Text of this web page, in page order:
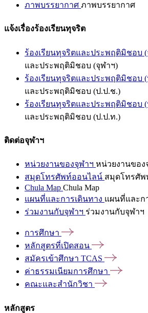
ภาพบรรยากาศ ภาพบรรยากาศ
แจ้งเรื่องร้องเรียนทุจริต
ร้องเรียนทุจริตและประพฤติมิชอบ
และประพฤติมิชอบ (จุฬาฯ)
ร้องเรียนทุจริตและประพฤติมิชอบ
และประพฤติมิชอบ (ป.ป.ช.)
ร้องเรียนทุจริตและประพฤติมิชอบ
และประพฤติมิชอบ (ป.ป.ท.)
ติดต่อจุฬาฯ
หน่วยงานของจุฬาฯ หน่วยงานของ
สมุดโทรศัพท์ออนไลน์ สมุดโทรศั
Chula Map Chula Map
แผนที่และการเดินทาง แผนที่และก
ร่วมงานกับจุฬาฯ ร่วมงานกับจุฬาฯ
การศึกษา
หลักสูตรที่เปิดสอน
สมัครเข้าศึกษา TCAS
ค่าธรรมเนียมการศึกษา
คณะและสำนักวิชา
หลักสูตร